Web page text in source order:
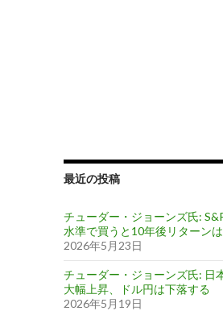
最近の投稿
チューダー・ジョーンズ氏:
水準で買うと10年後リターン
2026年5月23日
チューダー・ジョーンズ氏: 日
大幅上昇、ドル円は下落する
2026年5月19日